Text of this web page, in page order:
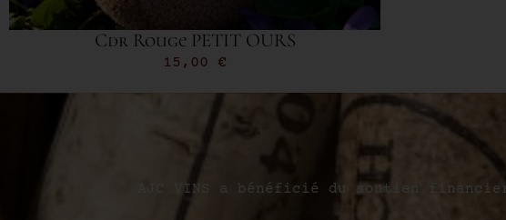
Cdr Rouge PETIT OURS
15,00 €
AJC VINS a bénéficié du soutien